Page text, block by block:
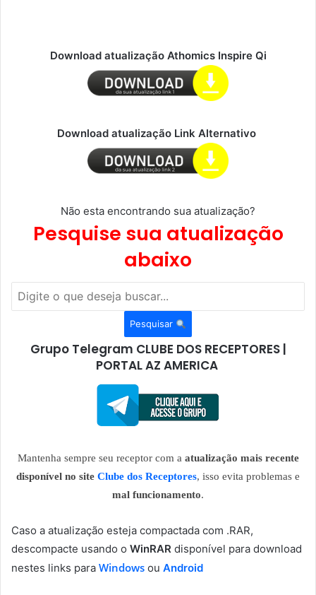
Download atualização Athomics Inspire Qi
Download atualização Link Alternativo
Não esta encontrando sua atualização?
Pesquise sua atualização
abaixo
Pesquisar
Grupo Telegram CLUBE DOS RECEPTORES |
PORTAL AZ AMERICA
Mantenha sempre seu receptor com a atualização mais recente
disponível no site Clube dos Receptores, isso evita problemas e
mal funcionamento.
Caso a atualização esteja compactada com .RAR,
descompacte usando o WinRAR disponível para download
nestes links para Windows ou Android